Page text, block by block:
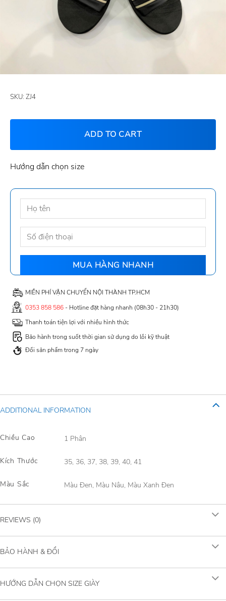
SKU: ZJ4
ADD TO CART
Hướng dẫn chọn size
MIỄN PHÍ VẬN CHUYỂN NỘI THÀNH TP.HCM
0353 858 586- Hotline đặt hàng nhanh (08h30 - 21h30)
Thanh toán tiện lợi với nhiều hình thức
Bảo hành trong suốt thời gian sử dụng do lỗi kỹ thuật
Đổi sản phẩm trong 7 ngày
ADDITIONAL INFORMATION
Chiều Cao 1 Phân
Kích Thước 35, 36, 37, 38, 39, 40, 41
Màu Sắc Màu Đen, Màu Nâu, Màu Xanh Đen
REVIEWS (0)
BẢO HÀNH & ĐỔI
HƯỚNG DẪN CHỌN SIZE GIÀY